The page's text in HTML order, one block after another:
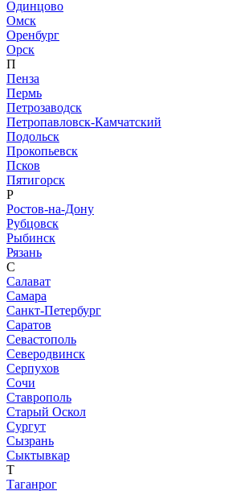
Одинцово
Омск
Оренбург
Орск
П
Пенза
Пермь
Петрозаводск
Петропавловск-Камчатский
Подольск
Прокопьевск
Псков
Пятигорск
Р
Ростов-на-Дону
Рубцовск
Рыбинск
Рязань
С
Салават
Самара
Санкт-Петербург
Саратов
Севастополь
Северодвинск
Серпухов
Сочи
Ставрополь
Старый Оскол
Сургут
Сызрань
Сыктывкар
Т
Таганрог